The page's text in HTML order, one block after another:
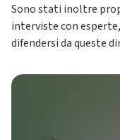
Sono stati inoltre
interviste con
difendersi da queste